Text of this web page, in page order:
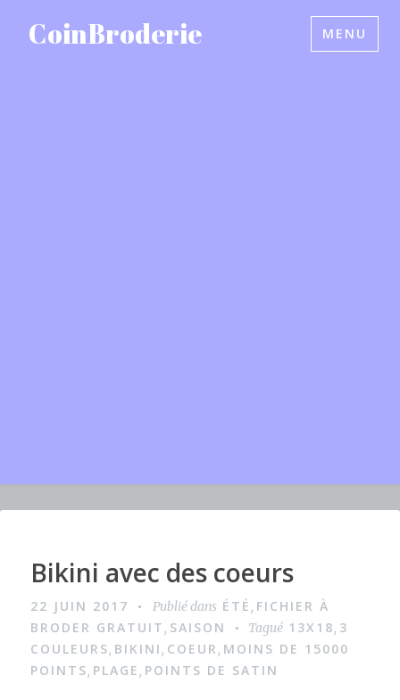
CoinBroderie MENU
I
a
g
e
Bikini avec des coeurs
22 JUIN 2017 Publié dans ÉTÉ, FICHIER À
BRODER GRATUIT, SAISON Tagué 13X18, 3
COULEURS, BIKINI, COEUR, MOINS DE 15000
POINTS, PLAGE, POINTS DE SATIN